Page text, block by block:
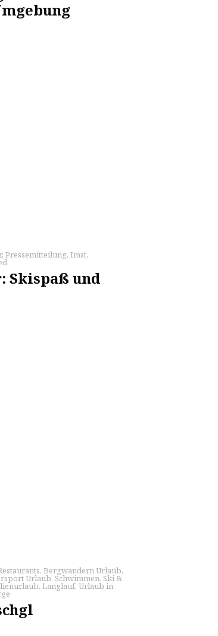
, Pressemitteilung, Imst,
Skispaß und
, Bergwandern Urlaub,
Urlaub, Schwimmen, Ski &
, Langlauf, Urlaub in